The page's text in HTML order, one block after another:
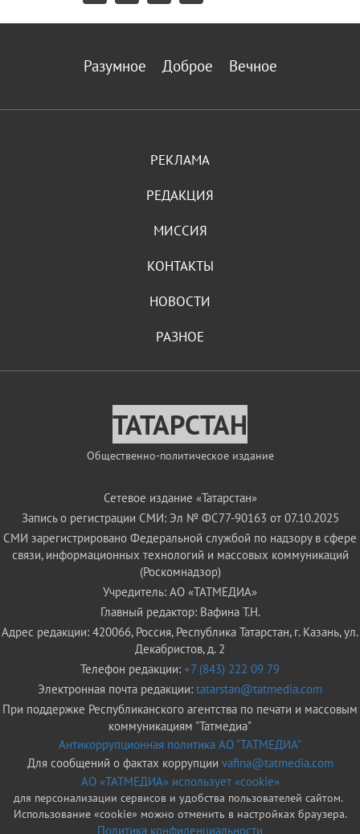
Разумное Доброе Вечное
РЕКЛАМА
РЕДАКЦИЯ
МИССИЯ
КОНТАКТЫ
НОВОСТИ
РАЗНОЕ
ТАТАРСТАН
Общественно-политическое издание
Сетевое издание «Татарстан»
Запись о регистрации СМИ: Эл № ФС77-90163 от 07.10.2025
СМИ зарегистрировано Федеральной службой по надзору в сфере
связи, информационных технологий и массовых коммуникаций
(Роскомнадзор)
Учредитель: АО «ТАТМЕДИА»
Главный редактор: Вафина Т.Н.
Адрес редакции: 420066, Россия, Республика Татарстан, г. Казань, ул.
Декабристов, д. 2
Телефон редакции: +7 (843) 222 09 79
Электронная почта редакции: tatarstan@tatmedia.com
При поддержке Республиканского агентства по печати и массовым
коммуникациям "Татмедиа"
Антикоррупционная политика АО "ТАТМЕДИА"
Для сообщений о фактах коррупции vafina@tatmedia.com
АО «ТАТМЕДИА» использует «cookie»
для персонализации сервисов и удобства пользователей сайтом.
Использование «cookie» можно отменить в настройках браузера.
Политика конфиденциальности